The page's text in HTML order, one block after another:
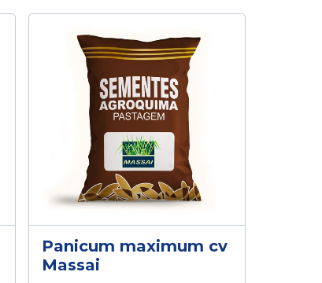
Panicum maximum cv
Massai